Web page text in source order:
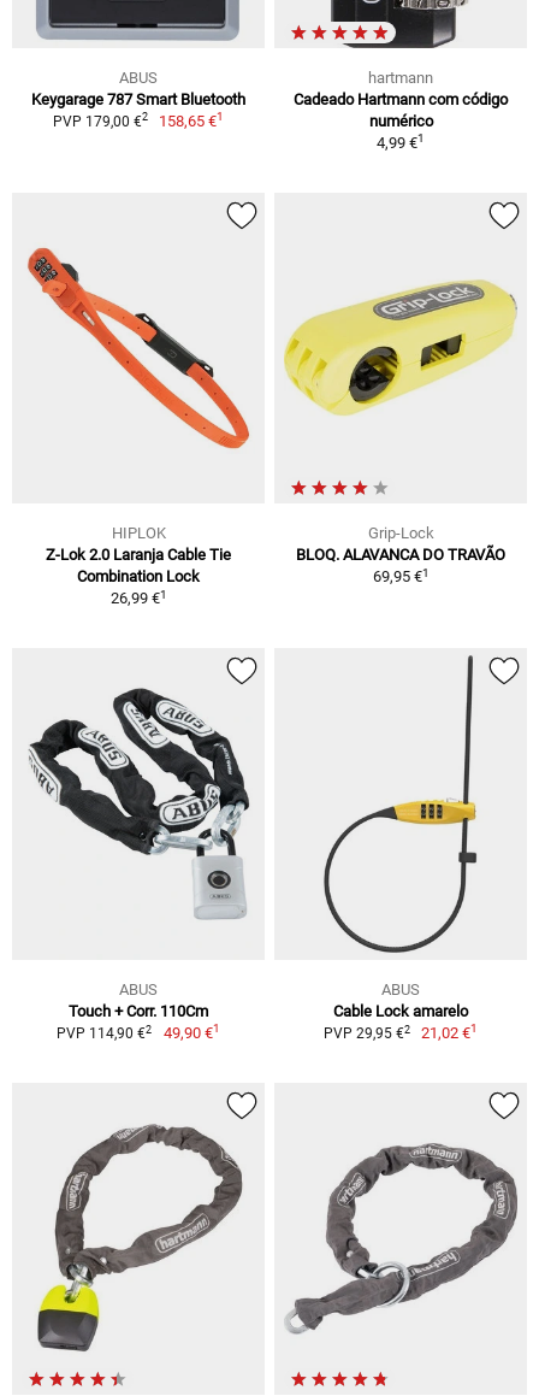
ABUS
Keygarage 787 Smart Bluetooth
PVP 179,00 €2 158,65 €1
hartmann
Cadeado Hartmann com código
numérico
4,99 €1
HIPLOK
Z-Lok 2.0 Laranja Cable Tie
Combination Lock
26,99 €1
Grip-Lock
BLOQ. ALAVANCA DO TRAVÃO
69,95 €1
ABUS
Touch + Corr. 110Cm
PVP 114,90 €2 49,90 €1
ABUS
Cable Lock amarelo
PVP 29,95 €2 21,02 €1